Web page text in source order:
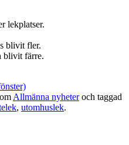
lekplatser.
blivit fler.
blivit färre.
Allmänna nyheteroch taggad
, utomhuslek.